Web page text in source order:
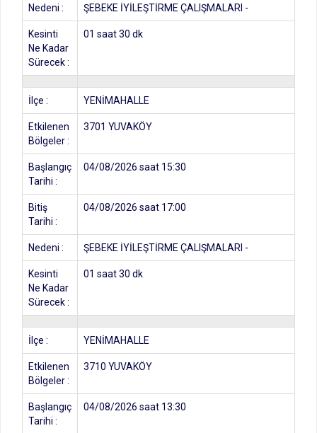
Nedeni : ŞEBEKE İYİLEŞTİRME ÇALIŞMALARI -
Kesinti
Ne Kadar
Sürecek :
01 saat 30 dk
İlçe : YENİMAHALLE
Etkilenen
Bölgeler :
3701 YUVAKÖY
Başlangıç
Tarihi :
04/08/2026 saat 15:30
Bitiş
Tarihi :
04/08/2026 saat 17:00
Nedeni : ŞEBEKE İYİLEŞTİRME ÇALIŞMALARI -
Kesinti
Ne Kadar
Sürecek :
01 saat 30 dk
İlçe : YENİMAHALLE
Etkilenen
Bölgeler :
3710 YUVAKÖY
Başlangıç
Tarihi :
04/08/2026 saat 13:30